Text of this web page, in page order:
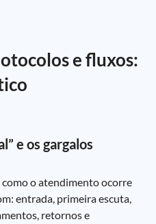
e fluxos:
e os gargalos
o atendimento ocorre
entrada, primeira escuta,
retornos e